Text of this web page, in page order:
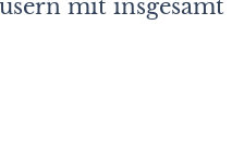
mit insgesamt